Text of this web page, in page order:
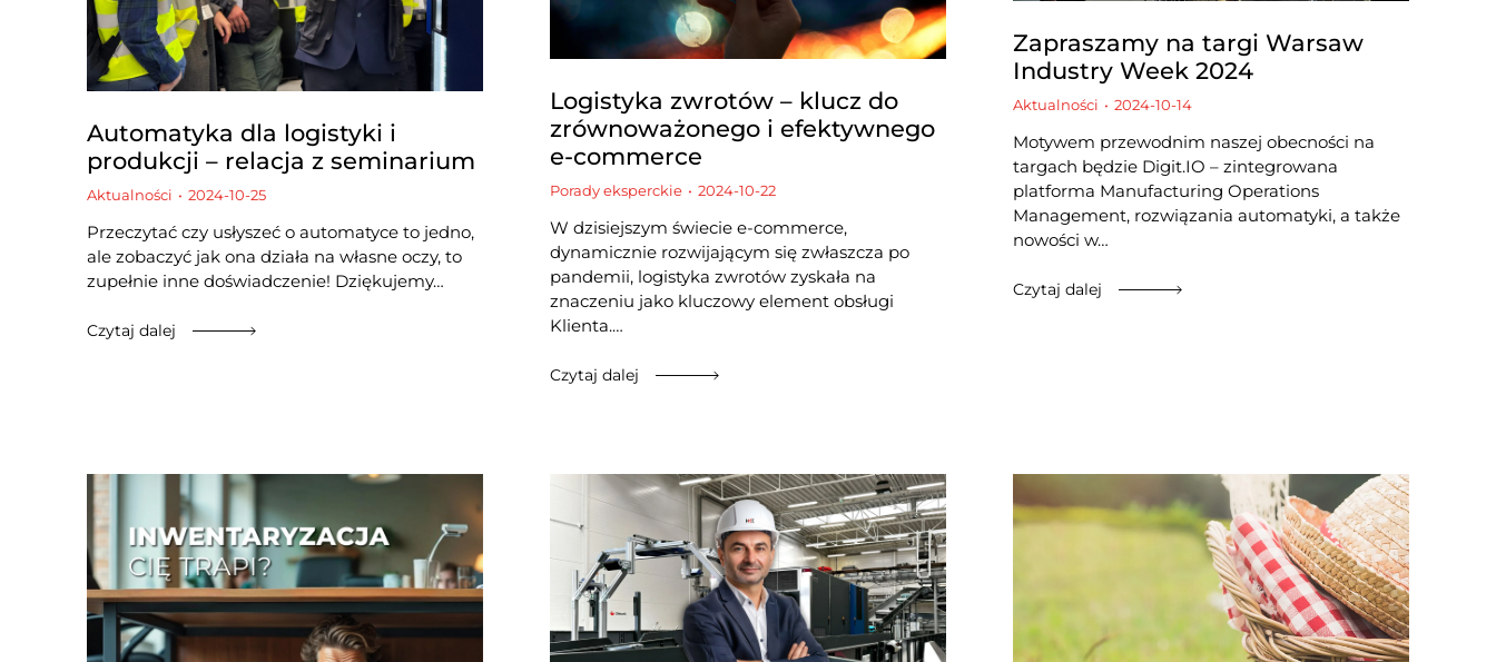
Automatyka dla logistyki i
produkcji – relacja z seminarium
Aktualności 2024-10-25
Przeczytać czy usłyszeć o automatyce to jedno,
ale zobaczyć jak ona działa na własne oczy, to
zupełnie inne doświadczenie! Dziękujemy…
Czytaj dalej
Logistyka zwrotów – klucz do
zrównoważonego i efektywnego
e-commerce
Porady eksperckie 2024-10-22
W dzisiejszym świecie e-commerce,
dynamicznie rozwijającym się zwłaszcza po
pandemii, logistyka zwrotów zyskała na
znaczeniu jako kluczowy element obsługi
Klienta.…
Czytaj dalej
Zapraszamy na targi Warsaw
Industry Week 2024
Aktualności 2024-10-14
Motywem przewodnim naszej obecności na
targach będzie Digit.IO – zintegrowana
platforma Manufacturing Operations
Management, rozwiązania automatyki, a także
nowości w…
Czytaj dalej